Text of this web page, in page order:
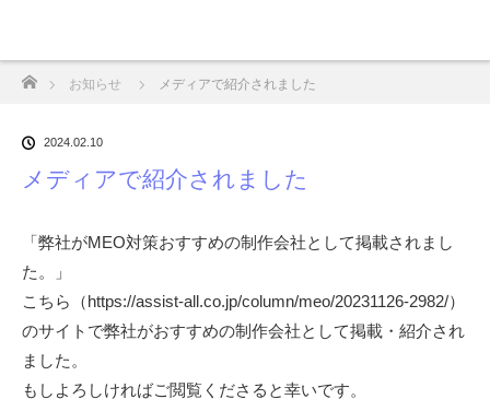
ホーム
お知らせ メディアで紹介されました
2024.02.10
メディアで紹介されました
「弊社がMEO対策おすすめの制作会社として掲載されまし
た。」
こちら（https://assist-all.co.jp/column/meo/20231126-2982/）
のサイトで弊社がおすすめの制作会社として掲載・ 紹介され
ました。
もしよろしければご閲覧くださると幸いです。